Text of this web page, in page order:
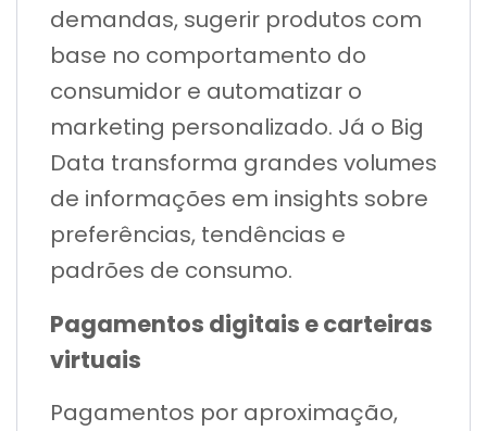
demandas, sugerir produtos com
base no comportamento do
consumidor e automatizar o
marketing personalizado. Já o Big
Data transforma grandes volumes
de informações em insights sobre
preferências, tendências e
padrões de consumo.
Pagamentos digitais e carteiras
virtuais
Pagamentos por aproximação,